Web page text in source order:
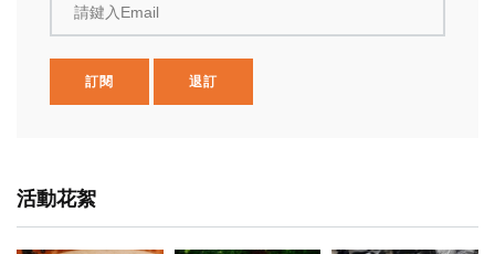
請鍵入Email
訂閱 退訂
活動花絮